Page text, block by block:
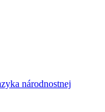
národnostnej